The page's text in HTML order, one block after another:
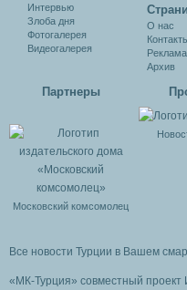
Интервью
Злоба дня
Фотогалерея
Видеогалерея
О нас
Реклама
Архив
Партнеры
Московский комсомолец
Все новости Турции в Вашем
«МК-Турция» совместный проект